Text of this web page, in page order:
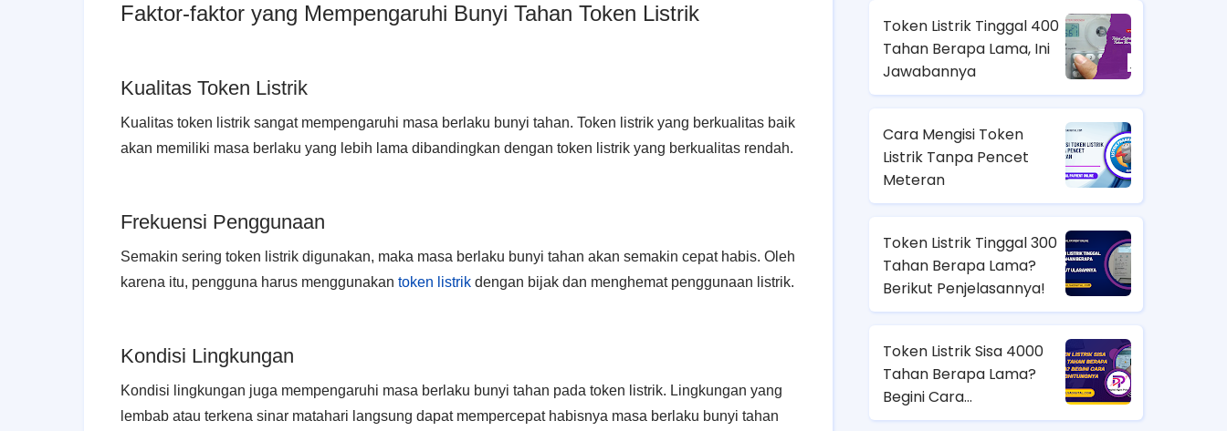
Faktor-faktor yang Mempengaruhi Bunyi Tahan Token Listrik
Kualitas Token Listrik
Kualitas token listrik sangat mempengaruhi masa berlaku bunyi tahan. Token listrik yang berkualitas baik
akan memiliki masa berlaku yang lebih lama dibandingkan dengan token listrik yang berkualitas rendah.
Frekuensi Penggunaan
Semakin sering token listrik digunakan, maka masa berlaku bunyi tahan akan semakin cepat habis. Oleh
karena itu, pengguna harus menggunakan token listrik dengan bijak dan menghemat penggunaan listrik.
Kondisi Lingkungan
Kondisi lingkungan juga mempengaruhi masa berlaku bunyi tahan pada token listrik. Lingkungan yang
lembab atau terkena sinar matahari langsung dapat mempercepat habisnya masa berlaku bunyi tahan
Token Listrik Tinggal 400
Tahan Berapa Lama, Ini
Jawabannya
Cara Mengisi Token
Listrik Tanpa Pencet
Meteran
Token Listrik Tinggal 300
Tahan Berapa Lama?
Berikut Penjelasannya!
Token Listrik Sisa 4000
Tahan Berapa Lama?
Begini Cara
Menghitungnya